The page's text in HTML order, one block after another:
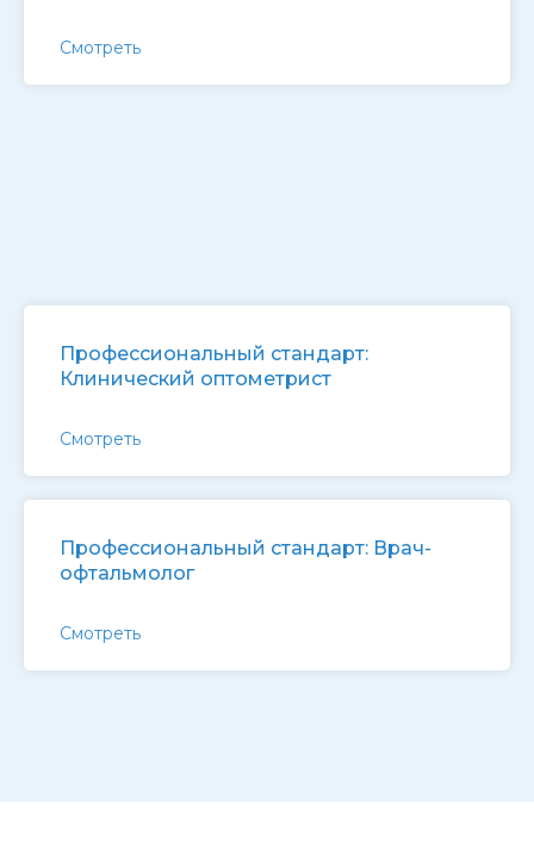
Смотреть
Профессиональный стандарт:
Клинический оптометрист
Смотреть
Профессиональный стандарт: Врач-
офтальмолог
Смотреть